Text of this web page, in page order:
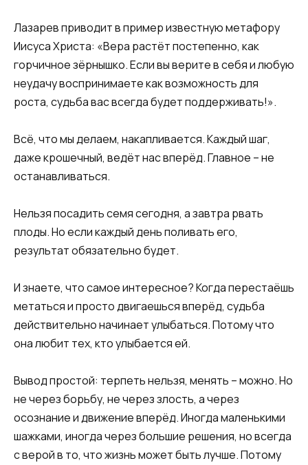
Лазарев приводит в пример известную метафору
Иисуса Христа: «Вера растёт постепенно, как
горчичное зёрнышко. Если вы верите в себя и любую
неудачу воспринимаете как возможность для
роста, судьба вас всегда будет поддерживать!».
Всё, что мы делаем, накапливается. Каждый шаг,
даже крошечный, ведёт нас вперёд. Главное – не
останавливаться.
Нельзя посадить семя сегодня, а завтра рвать
плоды. Но если каждый день поливать его,
результат обязательно будет.
И знаете, что самое интересное? Когда перестаёшь
метаться и просто двигаешься вперёд, судьба
действительно начинает улыбаться. Потому что
она любит тех, кто улыбается ей.
Вывод простой: терпеть нельзя, менять – можно. Но
не через борьбу, не через злость, а через
осознание и движение вперёд. Иногда маленькими
шажками, иногда через большие решения, но всегда
с верой в то, что жизнь может быть лучше. Потому